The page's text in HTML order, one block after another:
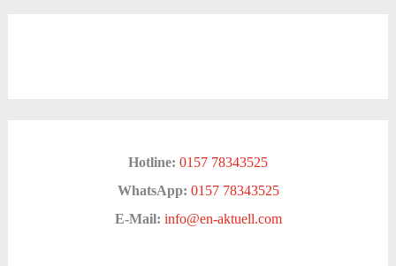
Hotline: 0157 78343525
WhatsApp: 0157 78343525
E-Mail: info@en-aktuell.com